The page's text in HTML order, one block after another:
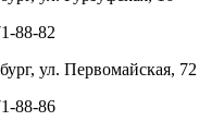
88-82
ул. Первомайская, 72
88-86